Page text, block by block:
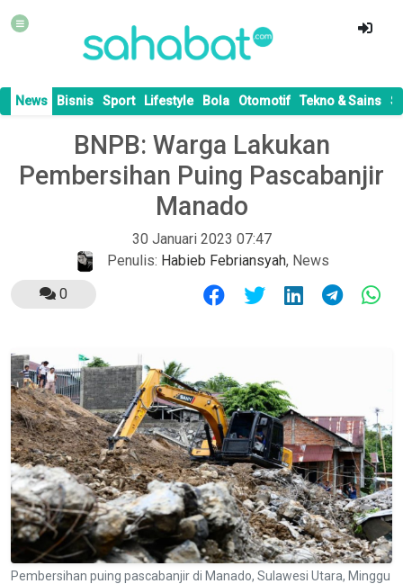
News Bisnis Sport Lifestyle Bola Otomotif Tekno & Sains
BNPB: Warga Lakukan
Pembersihan Puing Pascabanjir
Manado
30 Januari 2023 07:47
Penulis: Habieb Febriansyah, News
0
Pembersihan puing pascabanjir di Manado, Sulawesi Utara, Minggu